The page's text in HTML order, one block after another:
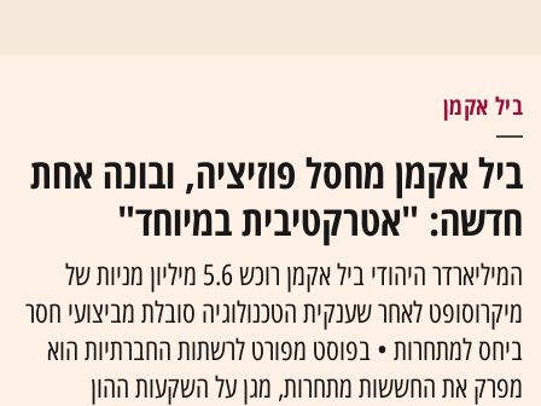
ביל אקמן
ביל אקמן מחסל פוזיציה, ובונה אחת
חדשה: "אטרקטיבית במיוחד"
המיליארדר היהודי ביל אקמן רוכש 5.6 מיליון מניות של
מיקרוסופט לאחר שענקית הטכנולוגיה סובלת מביצועי חסר
ביחס למתחרות • בפוסט מפורט לרשתות החברתיות הוא
מפרק את החששות מתחרות, מגן על השקעות ההון